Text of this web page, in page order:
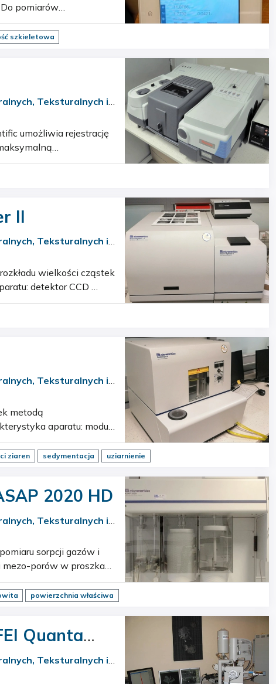
pomiarów
za p…
szkieletowa
Teksturalnych i
i MCT (ch…
II
Teksturalnych i
Teksturalnych i
nieruchomego skanera rentgenowskiego moduł pionowego ruchu komory pomiarowej automat…
ziaren sedymentacja uziarnienie
2020 HD
Teksturalnych i
porów w proszkach
powierzchnia właściwa
Quanta
Teksturalnych i